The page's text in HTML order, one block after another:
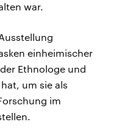
war.
einheimischer
Ethnologe und
um sie als
im